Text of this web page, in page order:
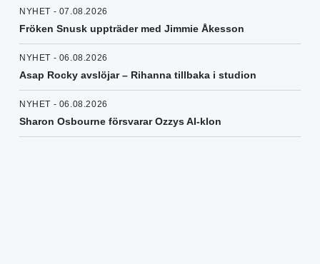
NYHET - 07.08.2026
Fröken Snusk uppträder med Jimmie Åkesson
NYHET - 06.08.2026
Asap Rocky avslöjar – Rihanna tillbaka i studion
NYHET - 06.08.2026
Sharon Osbourne försvarar Ozzys AI-klon